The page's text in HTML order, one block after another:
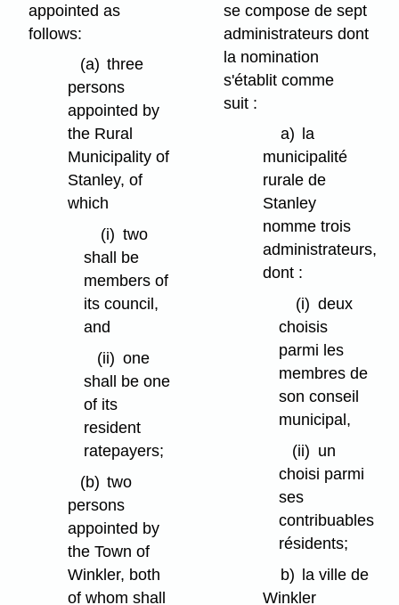
appointed as
follows:
(a) three
persons
appointed by
the Rural
Municipality of
Stanley, of
which
(i) two
shall be
members of
its council,
and
(ii) one
shall be one
of its
resident
ratepayers;
(b) two
persons
appointed by
the Town of
Winkler, both
of whom shall
se compose de sept
administrateurs dont
la nomination
s'établit comme
suit :
a)
la
municipalité
rurale de
Stanley
nomme trois
administrateurs,
dont :
(i) deux
choisis
parmi les
membres de
son conseil
municipal,
(ii) un
choisi parmi
ses
contribuables
résidents;
b) la ville de
Winkler